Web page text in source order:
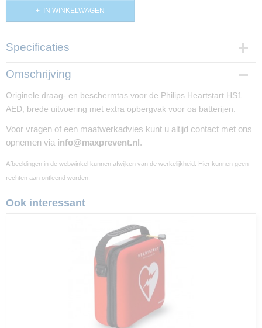
IN WINKELWAGEN
Specificaties
Productcode
Omschrijving
Originele draag- en beschermtas voor de Philips Heartstart HS1
AED, brede uitvoering met extra opbergvak voor oa batterijen.
Voor vragen of een maatwerkadvies kunt u altijd contact met ons
opnemen via info@maxprevent.nl .
Afbeeldingen in de webwinkel kunnen afwijken van de werkelijkheid. Hier kunnen geen
rechten aan ontleend worden.
Ook interessant